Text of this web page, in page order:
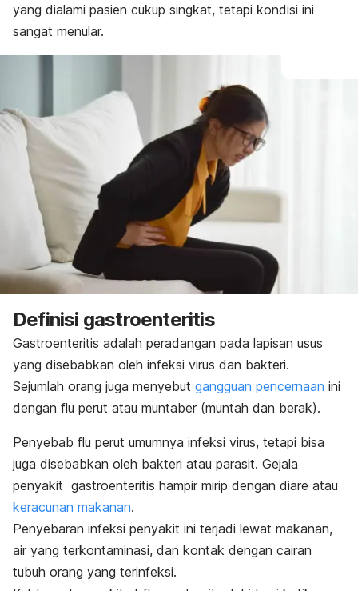
Pencegahan
yang dialami pasien cukup singkat, tetapi kondisi ini
sangat menular.
Definisi gastroenteritis
Gastroenteritis adalah peradangan pada lapisan usus
yang disebabkan oleh infeksi virus dan bakteri.
Sejumlah orang juga menyebut gangguan pencernaan ini
dengan flu perut atau muntaber (muntah dan berak).
Penyebab flu perut umumnya infeksi virus, tetapi bisa
juga disebabkan oleh bakteri atau parasit. Gejala
penyakit gastroenteritis hampir mirip dengan diare atau
keracunan makanan.
Penyebaran infeksi penyakit ini terjadi lewat makanan,
air yang terkontaminasi, dan kontak dengan cairan
tubuh orang yang terinfeksi.